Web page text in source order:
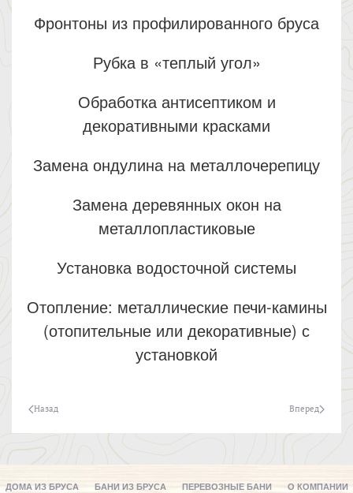
Фронтоны из профилированного бруса
Рубка в «теплый угол»
Обработка антисептиком и
декоративными красками
Замена ондулина на металлочерепицу
Замена деревянных окон на
металлопластиковые
Установка водосточной системы
Отопление: металлические печи-камины
(отопительные или декоративные) с
установкой
Назад Вперед
ДОМА ИЗ БРУСА БАНИ ИЗ БРУСА ПЕРЕВОЗНЫЕ БАНИ
О КОМПАНИИ